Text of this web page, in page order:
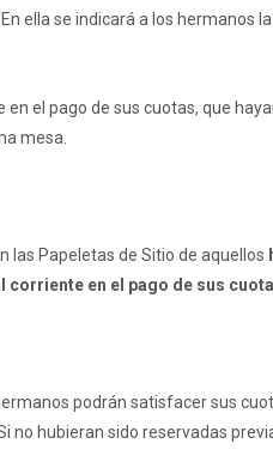
. En ella se indicará a los hermanos
el pago de sus cuotas, que
mesa.
las Papeletas de Sitio de aquellos
corriente en el pago de sus
podrán satisfacer sus
no hubieran sido reservadas